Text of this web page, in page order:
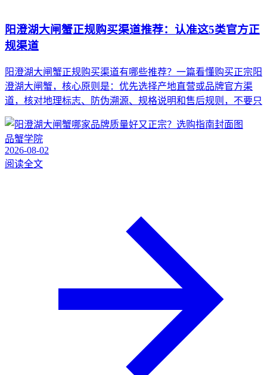
阳澄湖大闸蟹正规购买渠道推荐：认准这5类官方正
规渠道
阳澄湖大闸蟹正规购买渠道有哪些推荐？一篇看懂购买正宗阳
澄湖大闸蟹，核心原则是：优先选择产地直营或品牌官方渠
道，核对地理标志、防伪溯源、规格说明和售后规则，不要只
品蟹学院
2026-08-02
阅读全文